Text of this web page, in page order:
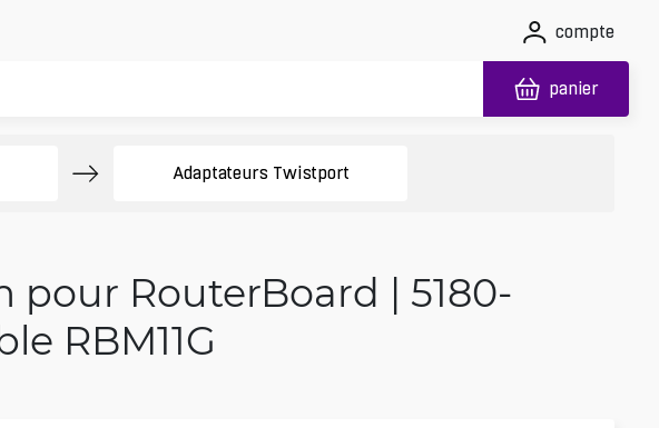
compte
panier
Adaptateurs Twistport
RouterBoard | 5180-
RBM11G